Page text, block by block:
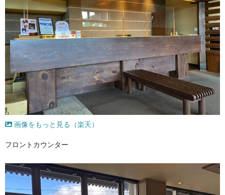
画像をもっと見る（楽天）
フロントカウンター